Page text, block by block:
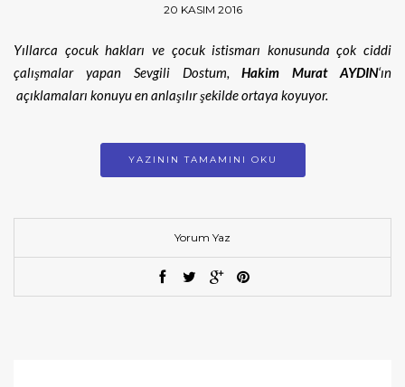
20 KASIM 2016
Yıllarca çocuk hakları ve çocuk istismarı konusunda çok ciddi
çalışmalar yapan Sevgili Dostum,Hakim Murat AYDIN‘ın
açıklamaları konuyu en anlaşılır şekilde ortaya koyuyor.
YAZININ TAMAMINI OKU
Yorum Yaz